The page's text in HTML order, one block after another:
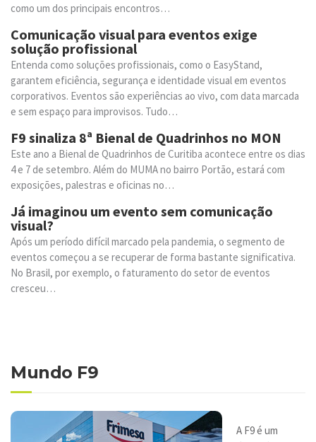
como um dos principais encontros…
Comunicação visual para eventos exige
solução profissional
Entenda como soluções profissionais, como o EasyStand,
garantem eficiência, segurança e identidade visual em eventos
corporativos. Eventos são experiências ao vivo, com data marcada
e sem espaço para improvisos. Tudo…
F9 sinaliza 8ª Bienal de Quadrinhos no MON
Este ano a Bienal de Quadrinhos de Curitiba acontece entre os dias
4 e 7 de setembro. Além do MUMA no bairro Portão, estará com
exposições, palestras e oficinas no…
Já imaginou um evento sem comunicação
visual?
Após um período difícil marcado pela pandemia, o segmento de
eventos começou a se recuperar de forma bastante significativa.
No Brasil, por exemplo, o faturamento do setor de eventos
cresceu…
Mundo F9
A F9 é um